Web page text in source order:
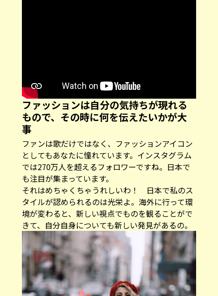
ファッションは自分の気持ちが現れる
もので、その時に何を伝えたいかが大
事
――ファンは歌だけではなく、ファッションアイコン
としてもあなたに憧れています。インスタグラム
では270万人を超えるフォロワーですね。日本で
も注目が集まっています。
それはめちゃくちゃうれしいわ！ 日本で私のス
タイルが認められるのは光栄よ。海外に行って環
境が変わると、新しい視点でものを観ることがで
きて、自分自身についても新しい発見があるの。